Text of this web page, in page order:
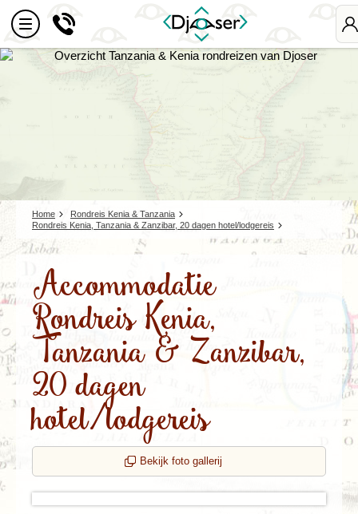
Home
Rondreis Kenia & Tanzania
Rondreis Kenia, Tanzania & Zanzibar, 20 dagen hotel/lodgereis
Accommodatie
Rondreis Kenia,
Tanzania & Zanzibar,
20 dagen
hotel/lodgereis
Bekijk foto gallerij